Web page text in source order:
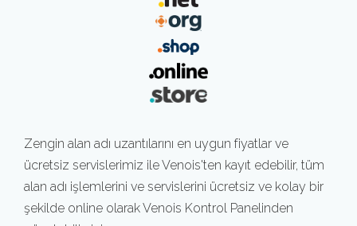
Zengin alan adı uzantılarını en uygun fiyatlar ve
ücretsiz servislerimiz ile Venois'ten kayıt edebilir, tüm
alan adı işlemlerini ve servislerini ücretsiz ve kolay bir
şekilde online olarak Venois Kontrol Panelinden